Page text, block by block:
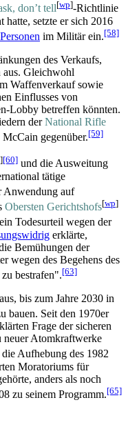
don’t tell[wp]-Richtlinie
hatte, setzte er sich 2016
im Militär ein.[58]
des Verkaufs,
aus. Gleichwohl
Waffenverkauf sowie
Einflusses von
Lobby betreffen könnten.
derNational Rifle
gegenüber.[59]
][60] und die Ausweitung
tätige
Anwendung auf
Obersten Gerichtshofs[wp]
Todesurteil wegen der
erklärte,
Bemühungen der
wegen des Begehens des
bestrafen".[63]
bis zum Jahre 2030 in
bauen. Seit den 1970er
Frage der sicheren
neuer Atomkraftwerke
Aufhebung des 1982
Moratoriums für
anders als noch
zu seinem Programm.[65]